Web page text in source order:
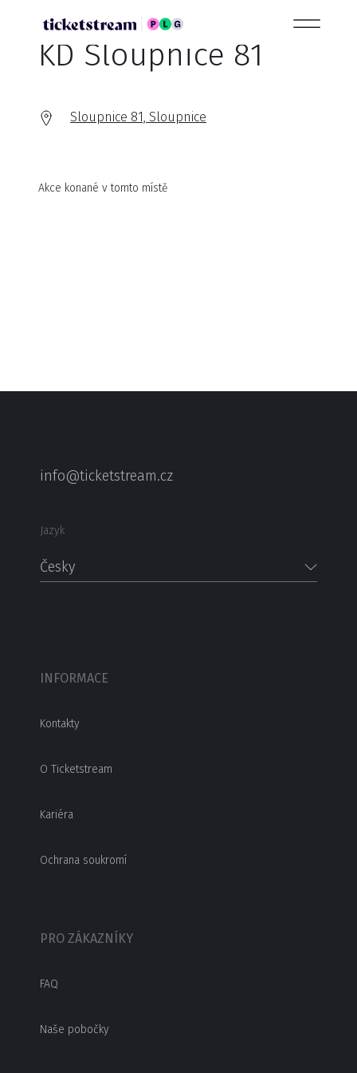
KD Sloupnice 81
Sloupnice 81, Sloupnice
Akce konané v tomto místě
info@ticketstream.cz
Jazyk
Česky
INFORMACE
Kontakty
O Ticketstream
Kariéra
Ochrana soukromí
PRO ZÁKAZNÍKY
FAQ
Naše pobočky